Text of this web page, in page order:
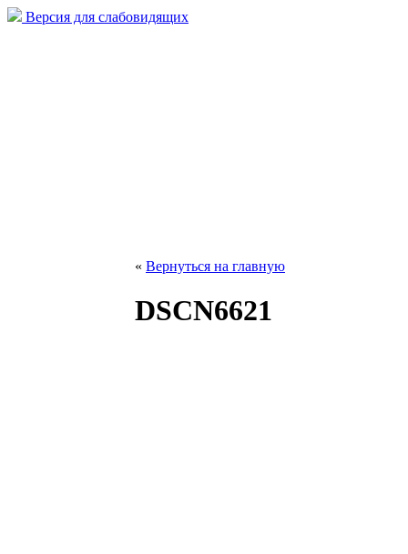
Версия для слабовидящих
« Вернуться на главную
DSCN6621